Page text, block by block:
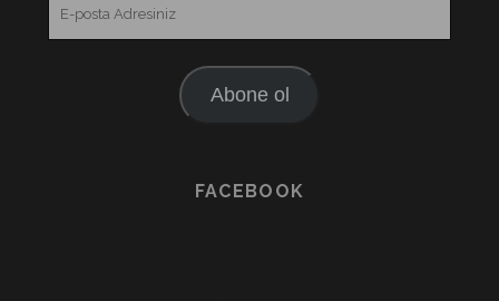
posta
Abone ol
FACEBOOK